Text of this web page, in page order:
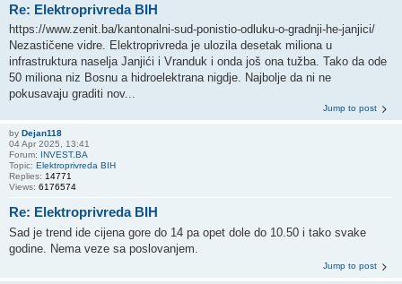
Re: Elektroprivreda BIH
https://www.zenit.ba/kantonalni-sud-ponistio-odluku-o-gradnji-he-janjici/
Nezastičene vidre. Elektroprivreda je ulozila desetak miliona u
infrastruktura naselja Janjići i Vranduk i onda još ona tužba. Tako da ode
50 miliona niz Bosnu a hidroelektrana nigdje. Najbolje da ni ne
pokusavaju graditi nov...
Jump to post
by Dejan118
04 Apr 2025, 13:41
Forum: INVEST.BA
Topic: Elektroprivreda BIH
Replies: 14771
Views: 6176574
Re: Elektroprivreda BIH
Sad je trend ide cijena gore do 14 pa opet dole do 10.50 i tako svake
godine. Nema veze sa poslovanjem.
Jump to post